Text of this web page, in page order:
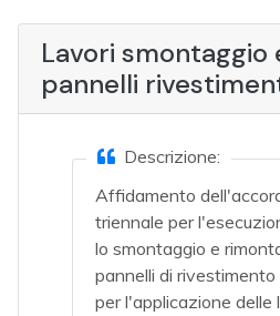
Lavori smontaggio
pannelli
Descrizione:
Affidamento
triennale per
lo smontaggio e
pannelli di rivestimento
per l'applicazione delle